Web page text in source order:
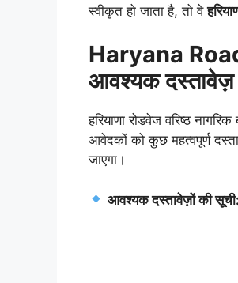
स्वीकृत हो जाता है, तो वे
Haryana
आवश्यक दस्तावेज़
हरियाणा रोडवेज वरिष्ठ
आवेदकों को कुछ महत्वपूर्ण
जाएगा।
आवश्यक दस्तावेज़ों की सूची: